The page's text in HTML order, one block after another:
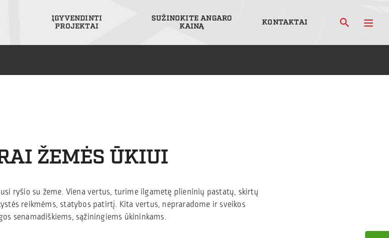
ĮGYVENDINTI
PROJEKTAI
SUŽINOKITE ANGARO
KAINĄ
KONTAKTAI
ŽEMĖS ŪKIUI
ryšio su žeme. Viena vertus, turime ilgametę plieninių pastatų, skirtų
reikmėms, statybos patirtį. Kita vertus, nepraradome ir sveikos
senamadiškiems, sąžiningiems ūkininkams.